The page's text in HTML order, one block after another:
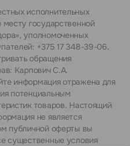
исполнительных
месту государственной
уполномоченных
+375 17 348-39-06.
обращения
Карпович С.А.
информация отражена для
потенциальным
товаров. Настоящий
не является
публичной оферты вы
существенные условия